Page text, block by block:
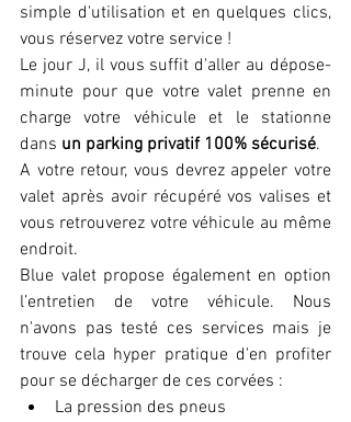
simple d'utilisation et en quelques clics,
vous réservez votre service !
Le jour J, il vous suffit d'aller au dépose-
minute pour que votre valet prenne en
charge votre véhicule et le stationne
dans un parking privatif 100% sécurisé.
A votre retour, vous devrez appeler votre
valet après avoir récupéré vos valises et
vous retrouverez votre véhicule au même
endroit.
Blue valet propose également en option
l’entretien de votre véhicule. Nous
n'avons pas testé ces services mais je
trouve cela hyper pratique d'en profiter
pour se décharger de ces corvées :
La pression des pneus